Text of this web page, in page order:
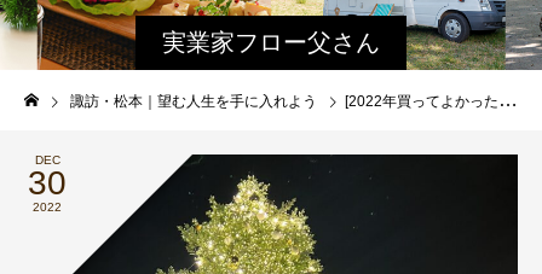
実業家フロー父さん
と娘のファミログ
諏訪・松本｜望む人生を手に入れよう [2022年買ってよかったもの紹介] 1年で本当に買ってよかったもの紹介
DEC
30
2022